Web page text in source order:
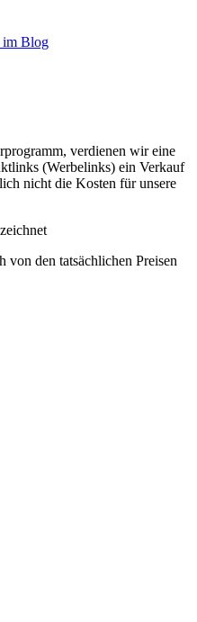
im Blog
verdienen wir eine
(Werbelinks) ein Verkauf
nicht die Kosten für unsere
von den tatsächlichen Preisen